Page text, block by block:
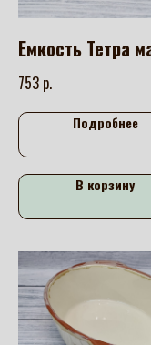
Емкость Тетра
753 р.
Подробнее
В корзину